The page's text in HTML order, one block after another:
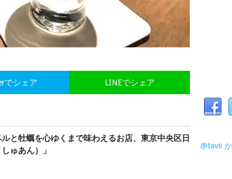
LINEでシェア
でシェア
と牡蠣を心ゆくまで味わえるお店、東京中央区日
ゅあん）」
@tavii